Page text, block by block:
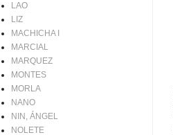
LAO
LIZ
MACHICHA I
MARCIAL
MARQUEZ
MONTES
MORLA
NANO
NIN, ÁNGEL
NOLETE